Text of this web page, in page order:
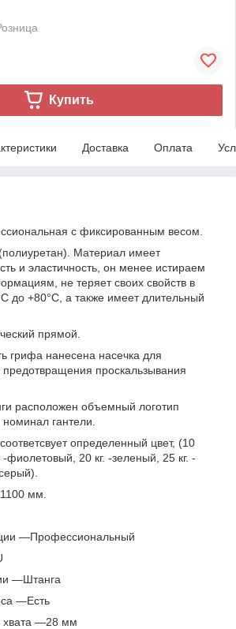
Купить
Доставка Оплата
с фиксированным весом.
Материал имеет
и эластичность, он менее истираем
не теряет своих свойств в
до +80°С, а также имеет длительный
прямой.
грифа нанесена насечка для
предотвращения проскальзывания
расположен объемный логотип
гантели.
определенный цвет, (10
-фиолетовый, 20 кг. -зеленый, 25 кг. -
мм.
—Профессиональный
—Штанга
—Есть
хвата —28 мм